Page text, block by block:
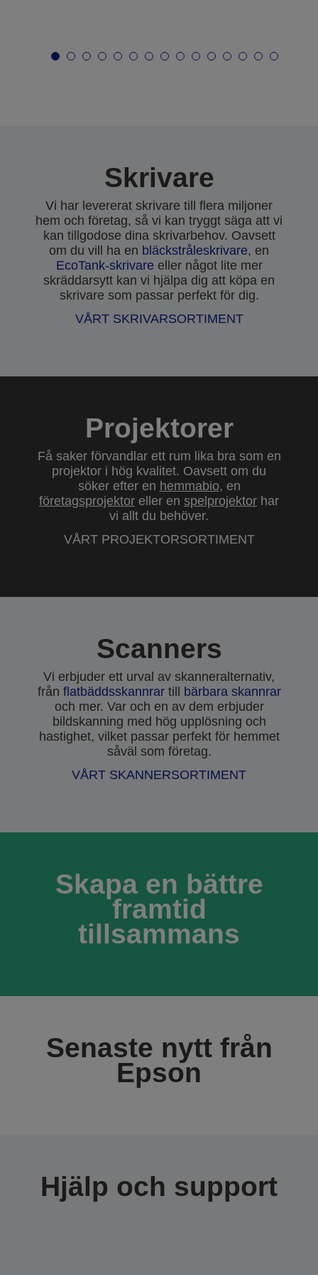
Skrivare
Vi har levererat skrivare till flera miljoner
hem och företag, så vi kan tryggt säga att vi
kan tillgodose dina skrivarbehov. Oavsett
om du vill ha en bläckstråleskrivare, en
EcoTank-skrivare eller något lite mer
skräddarsytt kan vi hjälpa dig att köpa en
skrivare som passar perfekt för dig.
VÅRT SKRIVARSORTIMENT
Projektorer
Få saker förvandlar ett rum lika bra som en
projektor i hög kvalitet. Oavsett om du
söker efter en hemmabio, en
företagsprojektor eller en spelprojektor har
vi allt du behöver.
VÅRT PROJEKTORSORTIMENT
Scanners
Vi erbjuder ett urval av skanneralternativ,
från flatbäddsskannrartill
bärbara skannrar
och mer. Var och en av dem erbjuder
bildskanning med hög upplösning och
hastighet, vilket passar perfekt för hemmet
såväl som företag.
VÅRT SKANNERSORTIMENT
Skapa en bättre
framtid
tillsammans
Senaste nytt från
Epson
Hjälp och support